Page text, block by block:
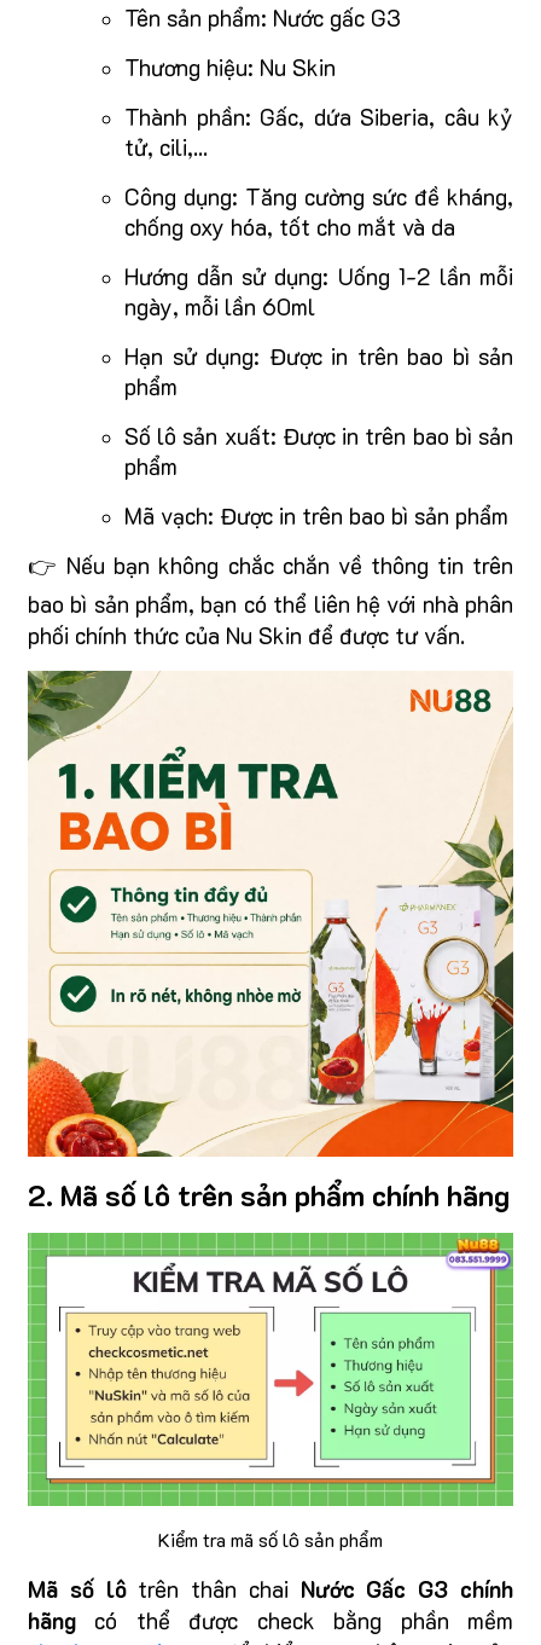
Tên sản phẩm: Nước gấc G3
Thương hiệu: Nu Skin
Thành phần: Gấc, dứa Siberia, câu kỷ
tử, cili,...
Công dụng: Tăng cường sức đề kháng,
chống oxy hóa, tốt cho mắt và da
Hướng dẫn sử dụng: Uống 1-2 lần mỗi
ngày, mỗi lần 60ml
Hạn sử dụng: Được in trên bao bì sản
phẩm
Số lô sản xuất: Được in trên bao bì sản
phẩm
Mã vạch: Được in trên bao bì sản phẩm
👉 Nếu bạn không chắc chắn về thông tin trên
bao bì sản phẩm, bạn có thể liên hệ với nhà phân
phối chính thức của Nu Skin để được tư vấn.
2. Mã số lô trên sản phẩm chính hãng
Kiểm tra mã số lô sản phẩm
Mã số lô trên thân chai Nước Gấc G3 chính
hãng có thể được check bằng phần mềm